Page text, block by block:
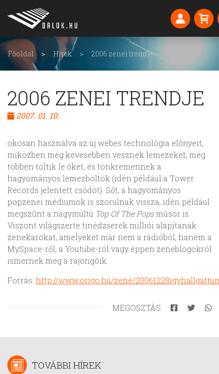
Főoldal Hírek 2006 zenei trendje
2006 ZENEI TRENDJE
2007. 01. 10.
okosan használva az új webes technológia előnyeit,
miközben még kevesebben vesznek lemezeket, még
többen töltik le őket, és tönkremennek a
hagyományos lemezboltok (idén például a Tower
Records jelentett csődöt). Sőt, a hagyományos
popzenei médiumok is szorulnak vissza, idén például
megszűnt a nagymúltú Top Of The Popsműsor is.
Viszont világszerte tinédzserek milliói alapítanak
zenekarokat, amelyeket már nem a rádióból, hanem a
MySpace-ről, a Youtube-ról vagy éppen zeneblogokról
ismernek meg a rajongóik.
Forrás: http://www.origo.hu/zene/
MEGOSZTÁS
TOVÁBBI HÍREK